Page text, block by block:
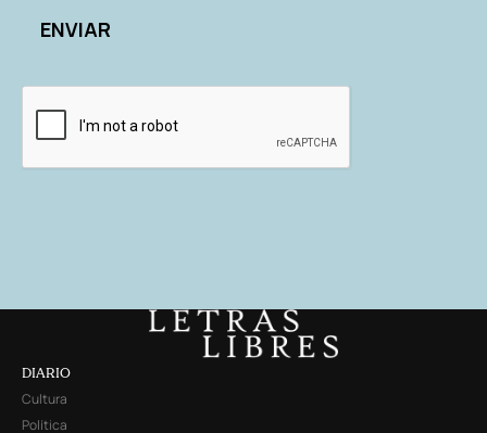
DIARIO
Cultura
Política